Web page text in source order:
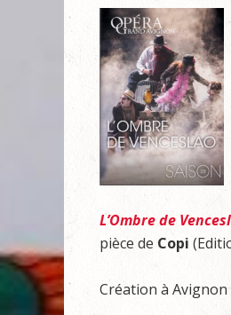
L’Ombre de
pièce de Copi
Création à